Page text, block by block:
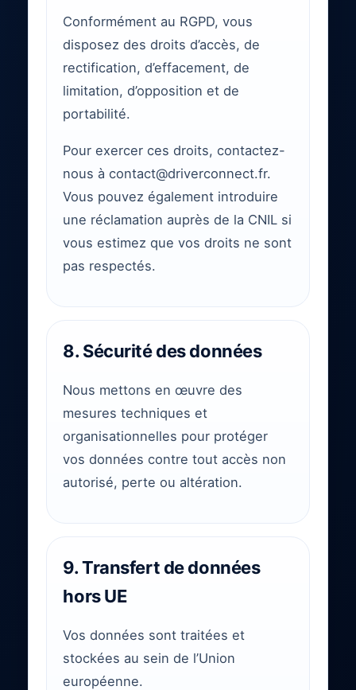
Conformément au RGPD, vous
disposez des droits d’accès, de
rectification, d’effacement, de
limitation, d’opposition et de
portabilité.
Pour exercer ces droits, contactez-
nous à contact@driverconnect.fr.
Vous pouvez également introduire
une réclamation auprès de la CNIL si
vous estimez que vos droits ne sont
pas respectés.
8. Sécurité des données
Nous mettons en œuvre des
mesures techniques et
organisationnelles pour protéger
vos données contre tout accès non
autorisé, perte ou altération.
9. Transfert de données
hors UE
Vos données sont traitées et
stockées au sein de l’Union
européenne.